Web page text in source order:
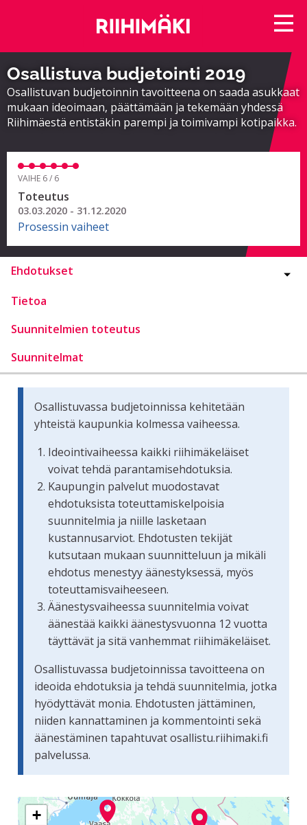
Osallistuva budjetointi 2019
Osallistuvan budjetoinnin tavoitteena on saada asukkaat
mukaan ideoimaan, päättämään ja tekemään yhdessä
Riihimäestä entistäkin parempi ja toimivampi kotipaikka.
VAIHE 6 / 6
Toteutus
03.03.2020 - 31.12.2020
Prosessin vaiheet
Ehdotukset
Tietoa
Suunnitelmien toteutus
Suunnitelmat
Osallistuvassa budjetoinnissa kehitetään
yhteistä kaupunkia kolmessa vaiheessa.
Ideointivaiheessa kaikki riihimäkeläiset
voivat tehdä parantamisehdotuksia.
Kaupungin palvelut muodostavat
ehdotuksista toteuttamiskelpoisia
suunnitelmia ja niille lasketaan
kustannusarviot. Ehdotusten tekijät
kutsutaan mukaan suunnitteluun ja mikäli
ehdotus menestyy äänestyksessä, myös
toteuttamisvaiheeseen.
Äänestysvaiheessa suunnitelmia voivat
äänestää kaikki äänestysvuonna 12 vuotta
täyttävät ja sitä vanhemmat riihimäkeläiset.
Osallistuvassa budjetoinnissa tavoitteena on
ideoida ehdotuksia ja tehdä suunnitelmia, jotka
hyödyttävät monia. Ehdotusten jättäminen,
niiden kannattaminen ja kommentointi sekä
äänestäminen tapahtuvat osallistu.riihimaki.fi
palvelussa.
Seuraavassa elementissä on kartta, joka esittää
+